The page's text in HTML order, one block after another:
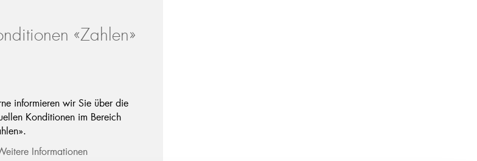
«Zahlen»
informieren wir Sie über die
Konditionen im Bereich
Informationen